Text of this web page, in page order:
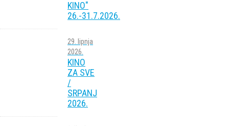
KINO"
26.-31.7.2026.
29. lipnja
2026.
KINO
ZA SVE
/
SRPANJ
2026.